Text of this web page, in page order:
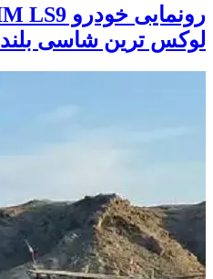
لوکس ترین شاسی بلند EREV در ایران